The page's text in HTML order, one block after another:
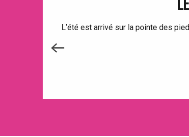
L’été est arrivé sur la pointe des